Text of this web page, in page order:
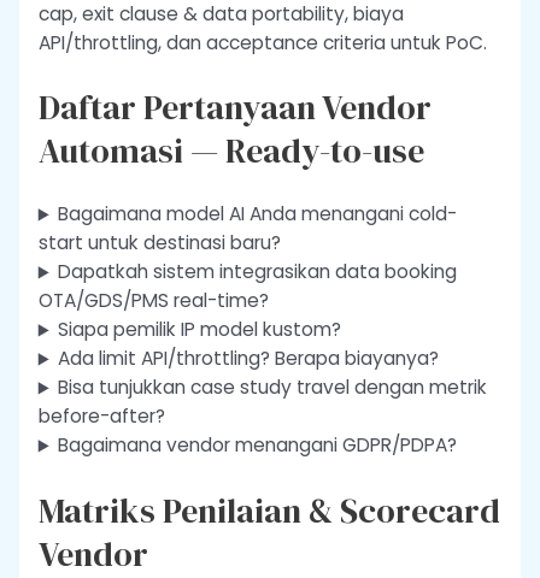
cap, exit clause & data portability, biaya
API/throttling, dan acceptance criteria untuk PoC.
Daftar Pertanyaan Vendor
Automasi — Ready-to-use
Bagaimana model AI Anda menangani cold-
start untuk destinasi baru?
Dapatkah sistem integrasikan data booking
OTA/GDS/PMS real-time?
Siapa pemilik IP model kustom?
Ada limit API/throttling? Berapa biayanya?
Bisa tunjukkan case study travel dengan metrik
before-after?
Bagaimana vendor menangani GDPR/PDPA?
Matriks Penilaian & Scorecard
Vendor